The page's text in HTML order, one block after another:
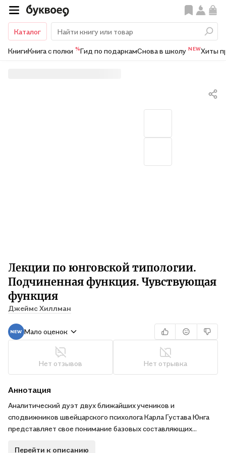
Каталог
КнигиКнига с полки %Гид по подаркамСнова в школу NEWХиты
Лекции по юнговской типологии.
Подчиненная функция. Чувствующая
функция
Джеймс Хиллман
Мало оценок
Нет отзывов Нет отрывка
Аннотация
Аналитический дуэт двух ближайших учеников и
сподвижников швейцарского психолога Карла Густава Юнга
представляет свое понимание базовых составляющих
Перейти к описанию